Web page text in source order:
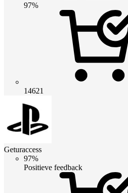
97%
14621
Geturaccess
97%
Positieve feedback